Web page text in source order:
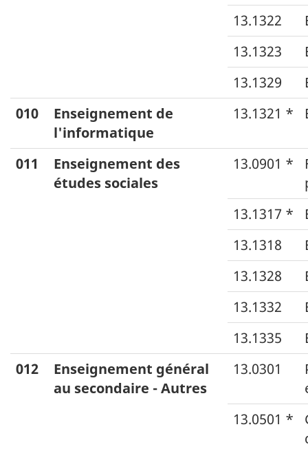
13.1322
13.1323
13.1329
010
Enseignement de
l'informatique
13.1321 *
011
Enseignement des
études sociales
13.0901 *
13.1317 *
13.1318
13.1328
13.1332
13.1335
012
Enseignement général
au secondaire - Autres
13.0301
13.0501 *